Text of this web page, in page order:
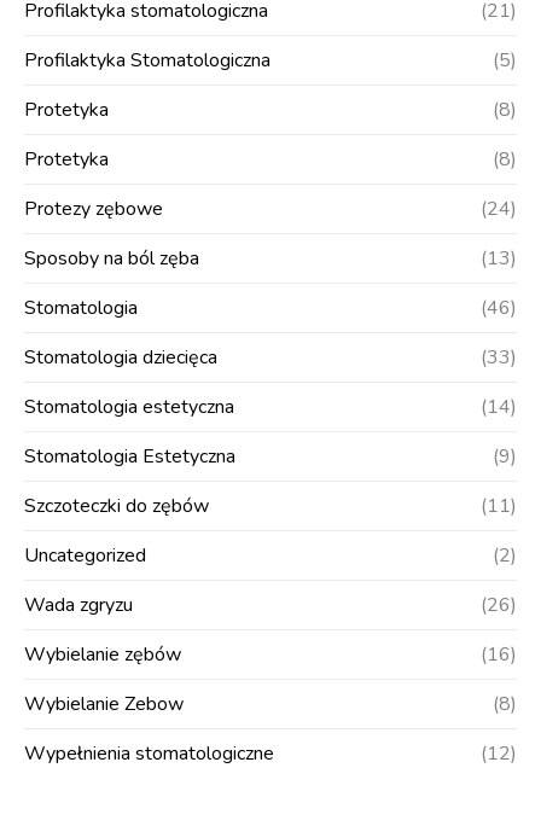
Profilaktyka stomatologiczna
(21)
Profilaktyka Stomatologiczna
(5)
Protetyka
(8)
Protetyka
(8)
Protezy zębowe
(24)
Sposoby na ból zęba
(13)
Stomatologia
(46)
Stomatologia dziecięca
(33)
Stomatologia estetyczna
(14)
Stomatologia Estetyczna
(9)
Szczoteczki do zębów
(11)
Uncategorized
(2)
Wada zgryzu
(26)
Wybielanie zębów
(16)
Wybielanie Zebow
(8)
Wypełnienia stomatologiczne
(12)